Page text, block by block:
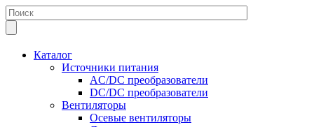
Каталог
Источники питания
AC/DC преобразователи
DC/DC преобразователи
Вентиляторы
Осевые вентиляторы